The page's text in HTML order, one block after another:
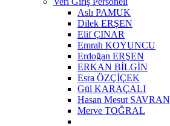
Aslı PAMUK
Dilek ERŞEN
Elif ÇINAR
Emrah KOYUNCU
Erdoğan ERŞEN
ERKAN BİLGİN
Esra ÖZÇİÇEK
Gül KARAÇALI
Hasan Mesut SAVRAN
Merve TOĞRAL